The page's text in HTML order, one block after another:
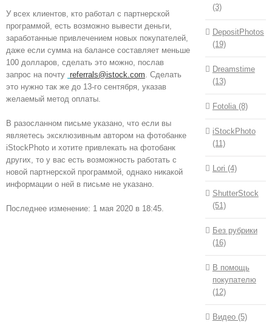
У всех клиентов, кто работал с партнерской
программой, есть возможно вывести деньги,
заработанные привлечением новых покупателей,
даже если сумма на балансе составляет меньше
100 долларов, сделать это можно, послав
запрос на почту referrals@istock.com. Сделать
это нужно так же до 13-го сентября, указав
желаемый метод оплаты.
В разосланном письме указано, что если вы
являетесь эксклюзивным автором на фотобанке
iStockPhoto и хотите привлекать на фотобанк
других, то у вас есть возможность работать с
новой партнерской программой, однако никакой
информации о ней в письме не указано.
Последнее изменение: 1 мая 2020 в 18:45.
(3)
DepositPhotos
(19)
Dreamstime
(13)
Fotolia (8)
iStockPhoto
(11)
Lori (4)
ShutterStock
(51)
Без рубрики
(16)
В помощь
покупателю
(12)
Видео (5)